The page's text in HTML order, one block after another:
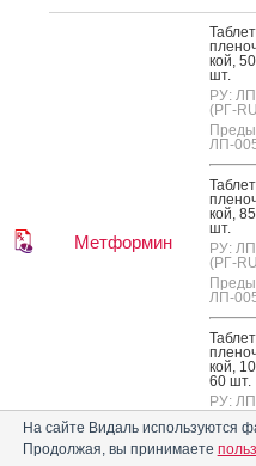
Метформин
кой,
шт.
РУ:
(РГ-
ЛП-
кой,
шт.
РУ:
(РГ-
ЛП-
кой,
60 шт.
РУ:
(РГ-
ЛП-
На сайте Видаль используются
Продолжая, вы принимаете